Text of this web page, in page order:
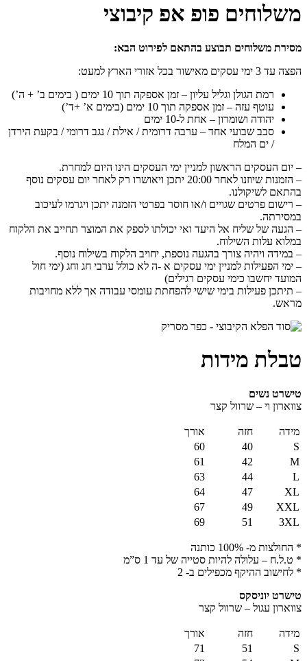
משלוחים פופ אפ קיבוצי
מסירת משלוחים תבוצע בהתאם לפירוט הבא:
הפצה עד 3 ימי עסקים מאישור בכל אזורי הארץ למעט:
רמת הגולן וגליל עליון – זמן אספקה תוך 10 ימים ( בימים ב’ + ה’)
עוטף עזה – זמן אספקה תוך 10 ימים (בימים א’ +ד’)
יהודה ושומרון – אחת ל-10 ימים
סבב שבועי אחד – ערבה דרומית / אילת / נגב דרומי / בקעת הירדן
/ ים המלח
– יום העסקים הראשון למניין ימי העסקים הינו היום למחרת.
– הזמנות שיוזנו לאחר 20:00 יתכן ויאושרו רק לאחר יום עסקים נוסף
בהתאם לשיקולנו.
– רישום פרטים שגויים ו/או חוסר בפרטי הזמנה יתכן ויגרמו לעיכוב
במסירתה.
– הגעה של שליח אל היעד ואי יכולתו לספק את המוצר תחייב את הלקוח
במלוא עלות השילוח.
– במידה ויהיה צורך בהגעה נוספת, יחויב הלקוח בשילוח נוסף.
– ימי הפעילות למניין ימי עסקים א -ה לא כולל ערבי חג וחג (ימי חול
המועד יחשבו כימי עסקים רגילים)
– תיתכן פעילות בימי שישי להפחתת עומסי עבודה אך ללא מחויבות
מראש.
טבלת מידות
טישרט נשים
צווארון וי – שרוול קצר
מידה חזה
אורך
S
40
60
M
42
61
L
44
63
XL
47
64
XXL
49
67
3XL
51
69
* החולצות מ- 100% כותנה
* ט.ל.ח – עלולה להיות סטייה של עד 1 ס”מ
* לחישוב ההיקף מכפילים ב- 2
טישרט יוניסקס
צווארון עגול – שרוול קצר
מידה חזה
אורך
S
51
71